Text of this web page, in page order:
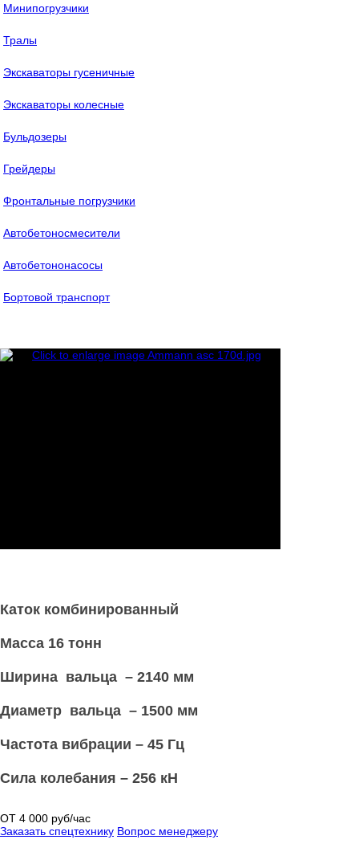
Минипогрузчики
Тралы
Экскаваторы гусеничные
Экскаваторы колесные
Бульдозеры
Грейдеры
Фронтальные погрузчики
Автобетоносмесители
Автобетононасосы
Бортовой транспорт
Каток комбинированный
Масса 16 тонн
Ширина вальца – 2140 мм
Диаметр вальца – 1500 мм
Частота вибрации – 45 Гц
Сила колебания – 256 кН
ОТ 4 000 руб/час
Заказать спецтехнику Вопрос менеджеру